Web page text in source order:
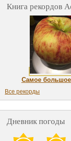
Книга рекордов
Самое
Все рекорды
Дневник погоды